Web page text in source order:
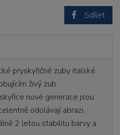
Sdílet
pryskyřičné zuby italské
živý zub.
nové generace jsou
odolávají abrazi.
2 letou stabilitu barvy a